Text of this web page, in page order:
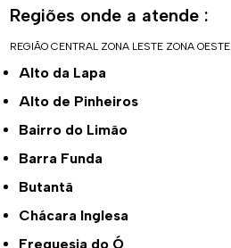
Regiões onde a atende :
REGIÃO CENTRAL ZONA LESTE ZONA OESTE
Alto da Lapa
Alto de Pinheiros
Bairro do Limão
Barra Funda
Butantã
Chácara Inglesa
Freguesia do Ó